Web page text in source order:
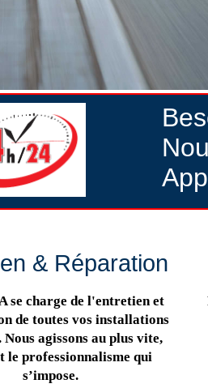
& Réparation
se charge de l'entretien et
de toutes vos installations
agissons au plus vite,
le professionnalisme qui
s’impose.